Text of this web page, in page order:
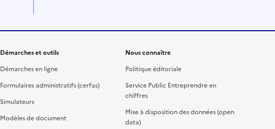
Démarches et outils
Démarches en ligne
Formulaires administratifs (cerfas)
Simulateurs
Modèles de document
Nous connaître
Politique éditoriale
Service Public Entreprendre en
chiffres
Mise à disposition des données (open
data)